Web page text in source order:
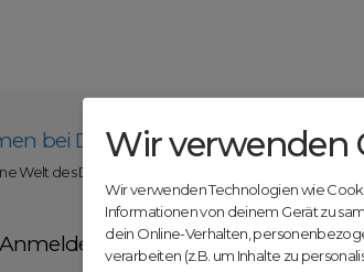
bei DomainCatcher.com
Welt des Domainhandels mit deiner kostenlosen
Wir verwenden
Wir verwenden Technologien wie
Informationen von deinem Gerät zu
dein Online-Verhalten,
verarbeiten (z.B. um Inhalte zu